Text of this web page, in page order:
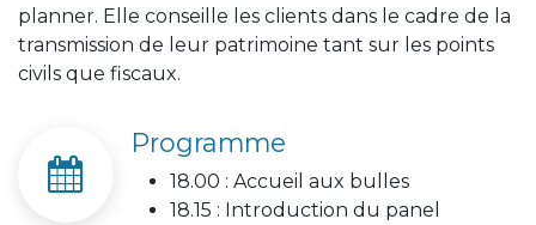
planner. Elle conseille les clients dans le cadre de la
transmission de leur patrimoine tant sur les points
civils que fiscaux.
Programme
18.00 : Accueil aux bulles
18.15 : Introduction du panel